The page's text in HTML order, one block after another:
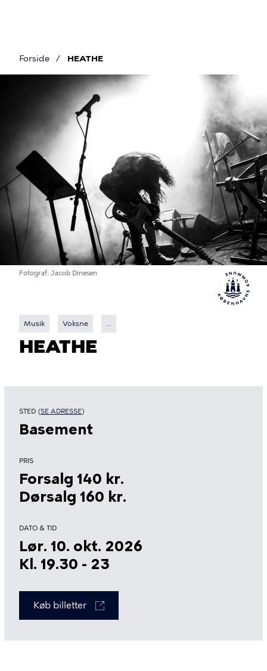
Brødkrumme
Forside HEATHE
Fotograf Jacob Dinesen
Musik Voksne ...
HEATHE
STED (SE ADRESSE)
Basement
PRIS
Forsalg 140 kr.
Dørsalg 160 kr.
DATO & TID
Lør. 10. okt. 2026
Kl. 19.30 - 23
Køb billetter